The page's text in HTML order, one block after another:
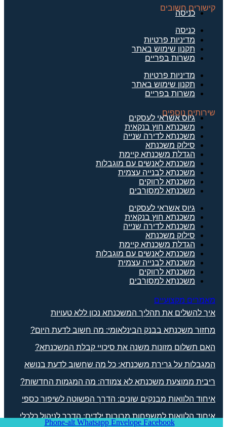
קישורים חשובים
כניסה
כניסה
מדיניות פרטיות
תקנון שימוש באתר
משרות בפריים
מדיניות פרטיות
תקנון שימוש באתר
משרות בפריים
שירותים נוספים
גיוס אשראי לעסקים
משכנתא חוץ בנקאית
משכנתא לדירה שנייה
סילוק משכנתא
הגדלת משכנתא קיימת
משכנתא לאנשים עם מוגבלות
משכנתא לבנייה עצמית
משכנתא לרווקים
משכנתא למסורבים
גיוס אשראי לעסקים
משכנתא חוץ בנקאית
משכנתא לדירה שנייה
סילוק משכנתא
הגדלת משכנתא קיימת
משכנתא לאנשים עם מוגבלות
משכנתא לבנייה עצמית
משכנתא לרווקים
משכנתא למסורבים
מאמרים מקצועיים
איך להשלים את תהליך המשכנתא נכון ללא טעויות
מחזור משכנתא בבנק הבינלאומי: מה חשוב לדעת היום?
האם תשלום מזונות משנה את סיכויי קבלת המשכנתא?
המגבלות על גרירת משכנתא: כל מה שחשוב לדעת בנושא
ריבית ממוצעת משכנתא לא צמודה: מה המגמות החדשות?
איחוד הלוואות מבנקים שונים: הדרך הפשוטה לשיפור כספי
איחוד הלוואות למשפחות מרובות ילדים: הדרך לניהול כלכלי
Phone-alt Whatsapp Envelope Facebook